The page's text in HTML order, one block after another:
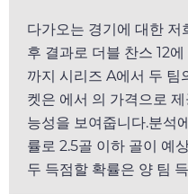
다가오는 경기에 대한 저
후 결과로 더블 찬스 12
까지 시리즈 A에서 두 팀
켓은 에서 의 가격으로
능성을 보여줍니다.분석
률로 2.5골 이하 골이 예
두 득점할 확률은 양 팀